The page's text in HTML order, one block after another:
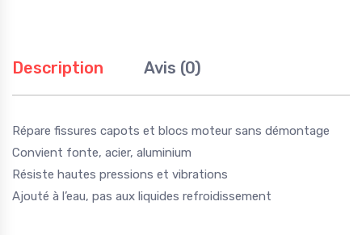
Description Avis (0)
Répare fissures capots et blocs moteur sans démontage
Convient fonte, acier, aluminium
Résiste hautes pressions et vibrations
Ajouté à l’eau, pas aux liquides refroidissement